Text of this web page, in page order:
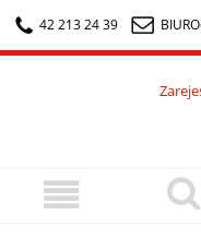
42 213 24 39